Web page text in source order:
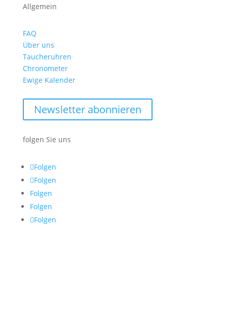
Allgemein
FAQ
Über uns
Taucheruhren
Chronometer
Ewige Kalender
Newsletter abonnieren
folgen Sie uns
Folgen
Folgen
Folgen
Folgen
Folgen